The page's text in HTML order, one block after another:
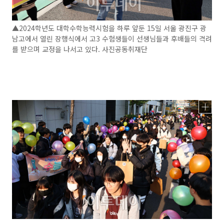
▲2024학년도 대학수학능력시험을 하루 앞둔 15일 서울 광진구 광
남고에서 열린 장행식에서 고3 수험생들이 선생님들과 후배들의 격려
를 받으며 교정을 나서고 있다. 사진공동취재단